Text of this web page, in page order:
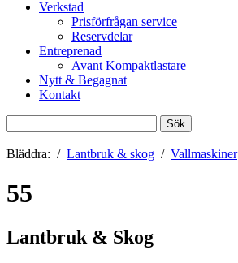
Verkstad
Prisförfrågan service
Reservdelar
Entreprenad
Avant Kompaktlastare
Nytt & Begagnat
Kontakt
efter:
Bläddra:
Lantbruk & skog Vallmaskiner
55
Lantbruk & Skog